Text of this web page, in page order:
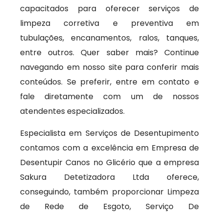
capacitados para oferecer serviços de
limpeza corretiva e preventiva em
tubulações, encanamentos, ralos, tanques,
entre outros. Quer saber mais? Continue
navegando em nosso site para conferir mais
conteúdos. Se preferir, entre em contato e
fale diretamente com um de nossos
atendentes especializados.
Especialista em Serviços de Desentupimento
contamos com a excelência em Empresa de
Desentupir Canos no Glicério que a empresa
Sakura Detetizadora Ltda oferece,
conseguindo, também proporcionar Limpeza
de Rede de Esgoto, Serviço De